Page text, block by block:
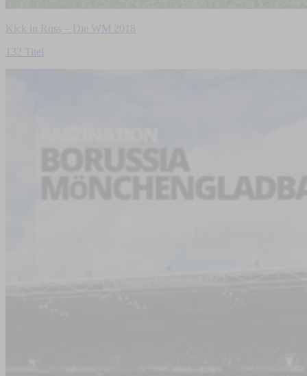
Kick in Russ – Die WM 2018
132 Titel